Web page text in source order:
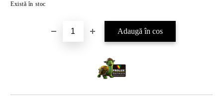
Există în stoc